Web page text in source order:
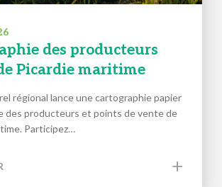
des producteurs
Picardie maritime
régional lance une cartographie papier
des producteurs et points de vente de
Participez…